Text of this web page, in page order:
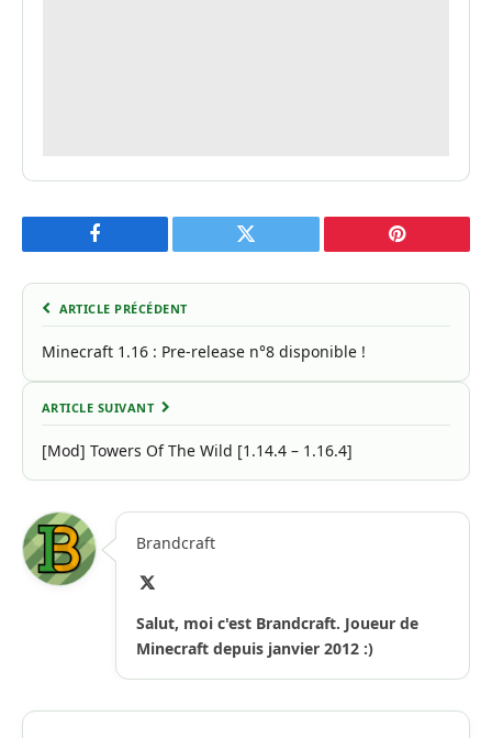
Facebook Twitter Pinterest
ARTICLE PRÉCÉDENT
Minecraft 1.16 : Pre-release n°8 disponible !
ARTICLE SUIVANT
[Mod] Towers Of The Wild [1.14.4 – 1.16.4]
Brandcraft
Salut, moi c'est Brandcraft. Joueur de
Minecraft depuis janvier 2012 :)